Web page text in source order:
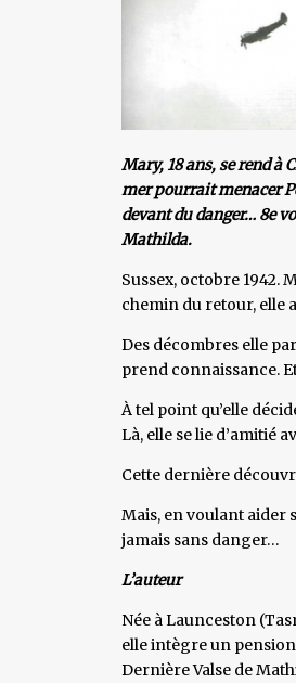
Mary, 18 ans, se rend à
mer pourrait menacer
devant du danger… 8e
Mathilda.
Sussex, octobre 1942.
chemin du retour, elle
Des décombres elle
prend connaissance.
À tel point qu’elle
Là, elle se lie d’amitié
Cette dernière
Mais, en voulant aider
jamais sans danger…
L’auteur
Née à Launceston
elle intègre un
Dernière Valse de